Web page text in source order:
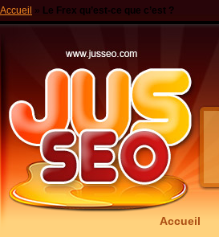
Accueil » Le Frex qu’est-ce que c’est ?
Accueil